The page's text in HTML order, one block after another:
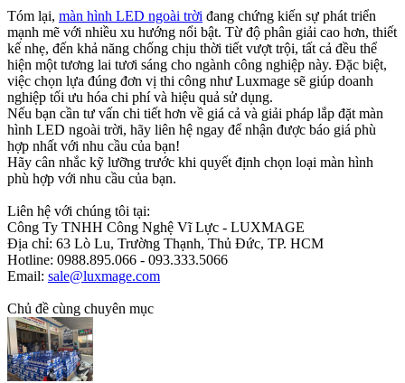
Tóm lại, màn hình LED ngoài trời đang chứng kiến sự phát triển
mạnh mẽ với nhiều xu hướng nổi bật. Từ độ phân giải cao hơn, thiết
kế nhẹ, đến khả năng chống chịu thời tiết vượt trội, tất cả đều thể
hiện một tương lai tươi sáng cho ngành công nghiệp này. Đặc biệt,
việc chọn lựa đúng đơn vị thi công như Luxmage sẽ giúp doanh
nghiệp tối ưu hóa chi phí và hiệu quả sử dụng.
Nếu bạn cần tư vấn chi tiết hơn về giá cả và giải pháp lắp đặt màn
hình LED ngoài trời, hãy liên hệ ngay để nhận được báo giá phù
hợp nhất với nhu cầu của bạn!
Hãy cân nhắc kỹ lưỡng trước khi quyết định chọn loại màn hình
phù hợp với nhu cầu của bạn.
Liên hệ với chúng tôi tại:
Công Ty TNHH Công Nghệ Vĩ Lực - LUXMAGE
Địa chỉ: 63 Lò Lu, Trường Thạnh, Thủ Đức, TP. HCM
Hotline: 0988.895.066 - 093.333.5066
Email: sale@luxmage.com
Chủ đề cùng chuyên mục